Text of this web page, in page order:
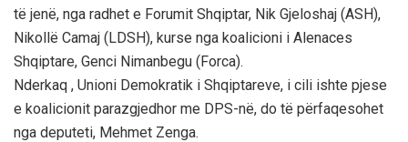
të jenë, nga radhet e Forumit Shqiptar, Nik Gjeloshaj (ASH),
Nikollë Camaj (LDSH), kurse nga koalicioni i Alenaces
Shqiptare, Genci Nimanbegu (Forca).
Nderkaq , Unioni Demokratik i Shqiptareve, i cili ishte pjese
e koalicionit parazgjedhor me DPS-në, do të përfaqesohet
nga deputeti, Mehmet Zenga.